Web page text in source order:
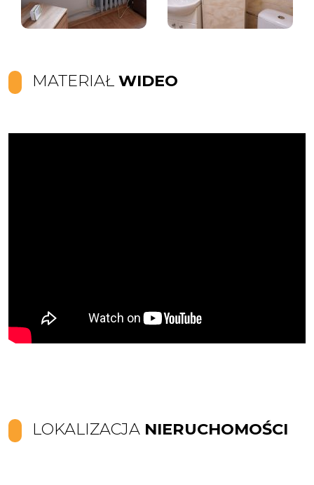
MATERIAŁ WIDEO
LOKALIZACJA NIERUCHOMOŚCI